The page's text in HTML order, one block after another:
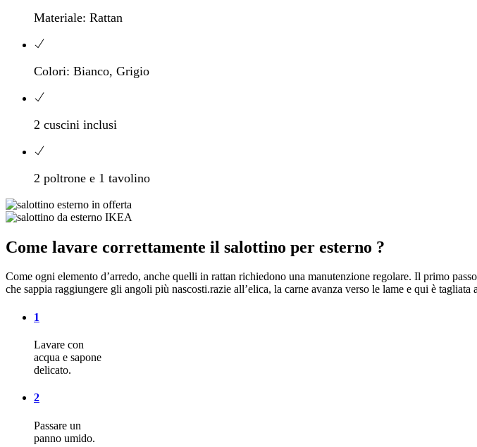
Materiale: Rattan
Colori: Bianco, Grigio
2 cuscini inclusi
2 poltrone e 1 tavolino
Come lavare correttamente il salottino per esterno ?
Come ogni elemento d’arredo, anche quelli in rattan richiedono una manutenzione regolare. Il primo
che sappia raggiungere gli angoli più nascosti.razie all’elica, la carne avanza verso le lame e qui è
1
Lavare con
acqua e sapone
delicato.
2
Passare un
panno umido.